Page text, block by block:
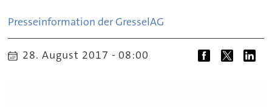
Presseinformation der GresselAG
28. August 2017 - 08:00